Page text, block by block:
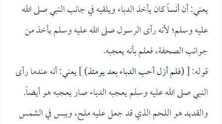
يعني: أنأنساًكان يأخذ الدباء ويلقيه في جانب النبي صلى الله
عليه وسلم؛ لأنه رأى الرسول صلى الله عليه وسلم يأخذ من
جوانب الصحفة، فعلم بأنه يعجبه.
قوله: [ (فلم أزل أحب الدباء بعد يومئذ) ] يعني: أنه عندما رأى
النبي صلى الله عليه وسلم يعجبه الدباء صار يعجبه هو أيضاً.
والقديد هو اللحم الذي قد جعل عليه ملح، ويبس في الشمس